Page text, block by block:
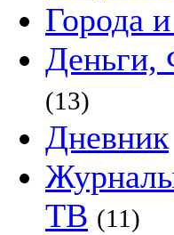
Города
Деньги,
(13)
Дневник
ТВ (11)